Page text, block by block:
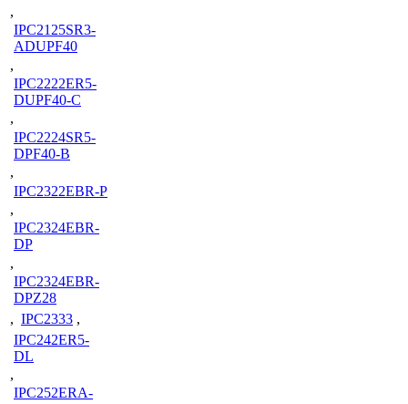
,
IPC2125SR3-
ADUPF40
,
IPC2222ER5-
DUPF40-C
,
IPC2224SR5-
DPF40-B
,
IPC2322EBR-P
,
IPC2324EBR-
DP
,
IPC2324EBR-
DPZ28
, IPC2333 ,
IPC242ER5-
DL
,
IPC252ERA-